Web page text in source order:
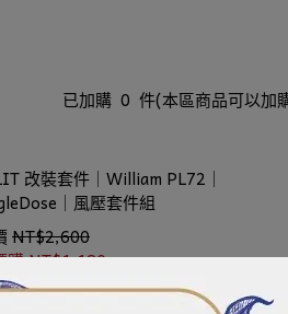
已加購 0 件(本區商品可以加
改裝套件｜William PL72｜
｜風壓套件組
NT$2,600
購NT$1,180